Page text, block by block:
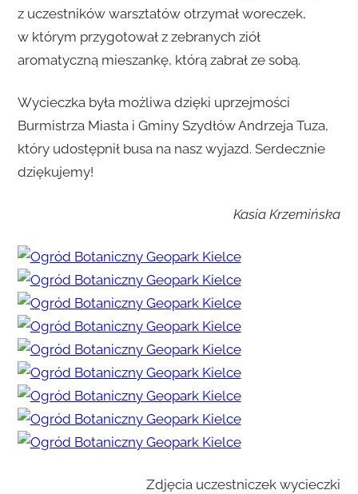
z uczestników warsztatów otrzymał woreczek,
w którym przygotował z zebranych ziół
aromatyczną mieszankę, którą zabrał ze sobą.
Wycieczka była możliwa dzięki uprzejmości
Burmistrza Miasta i Gminy Szydłów Andrzeja Tuza,
który udostępnił busa na nasz wyjazd. Serdecznie
dziękujemy!
Kasia Krzemińska
Zdjęcia uczestniczek wycieczki